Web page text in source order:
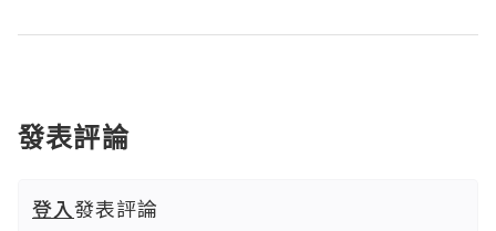
發表評論
登入發表評論